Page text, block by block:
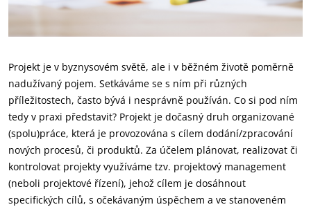
Projekt je v byznysovém světě, ale i v běžném životě poměrně
nadužívaný pojem. Setkáváme se s ním při různých
příležitostech, často bývá i nesprávně používán. Co si pod ním
tedy v praxi představit? Projekt je dočasný druh organizované
(spolu)práce, která je provozována s cílem dodání/zpracování
nových procesů, či produktů. Za účelem plánovat, realizovat či
kontrolovat projekty využíváme tzv. projektový management
(neboli projektové řízení), jehož cílem je dosáhnout
specifických cílů, s očekávaným úspěchem a ve stanoveném